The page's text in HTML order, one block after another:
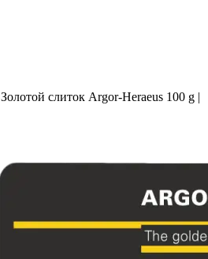
Золотой слиток Argor-Heraeus 100 g |